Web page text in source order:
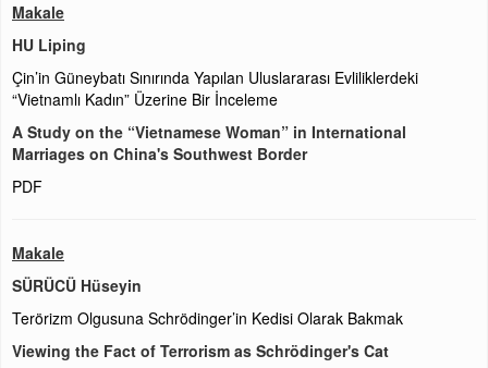
Makale
HU Liping
Çin’in Güneybatı Sınırında Yapılan Uluslararası Evliliklerdeki
“Vietnamlı Kadın” Üzerine Bir İnceleme
A Study on the “Vietnamese Woman” in International
Marriages on China's Southwest Border
PDF
Makale
SÜRÜCÜ Hüseyin
Terörizm Olgusuna Schrödinger’in Kedisi Olarak Bakmak
Viewing the Fact of Terrorism as Schrödinger's Cat